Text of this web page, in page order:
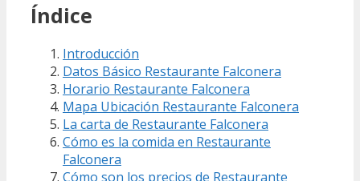
Índice
Introducción
Datos Básico Restaurante Falconera
Horario Restaurante Falconera
Mapa Ubicación Restaurante Falconera
La carta de Restaurante Falconera
Cómo es la comida en Restaurante
Falconera
Cómo son los precios de Restaurante